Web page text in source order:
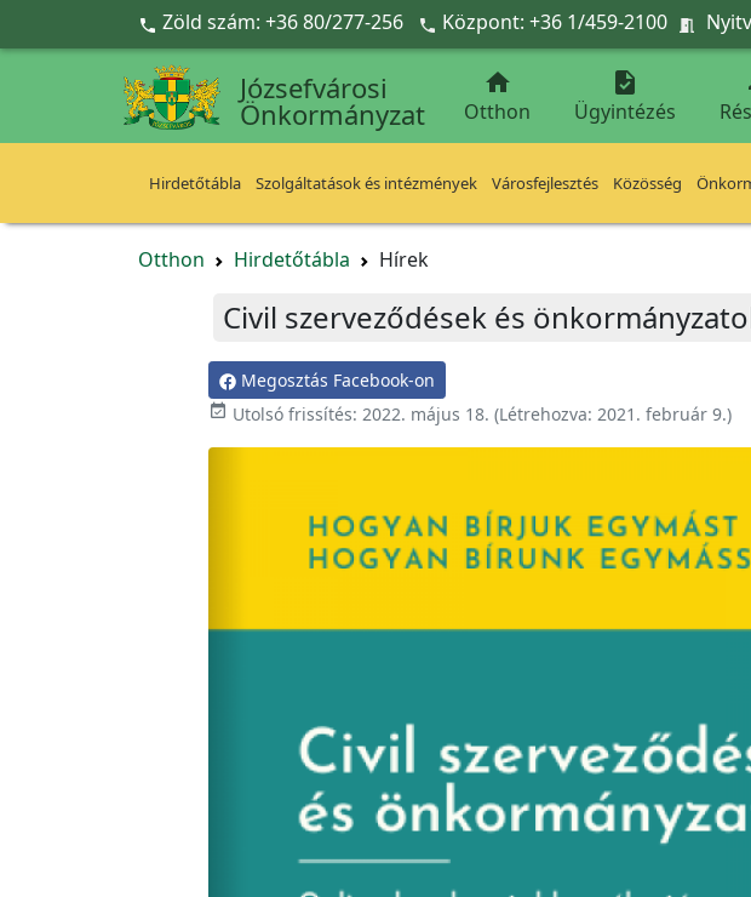
Ugrás a fő tartalomra
 Zöld szám: +36 80/277-256  Központ: +36 1/459-2100 
Józsefvárosi
Önkormányzat

Otthon

Ügyintézés
Hirdetőtábla Szolgáltatások és intézmények Városfejlesztés Közösség
Otthon Hirdetőtábla Hírek
Civil szerveződések és
Megosztás Facebook-on
 Utolsó frissítés: 2022. május 18. (Létrehozva: 2021. február 9.)